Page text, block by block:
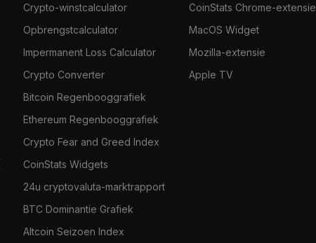
Crypto-winstcalculator
Opbrengstcalculator
Impermanent Loss Calculator
Crypto Converter
Bitcoin Regenbooggrafiek
Ethereum Regenbooggrafiek
Crypto Fear and Greed Index
CoinStats Widgets
24u cryptovaluta-marktrapport
BTC Dominantie Grafiek
Altcoin Seizoen Index
CoinStats Chrome-extensie
MacOS Widget
Mozilla-extensie
Apple TV